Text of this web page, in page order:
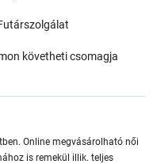
követheti csomagja
Online megvásárolható női
is remekül illik. teljes